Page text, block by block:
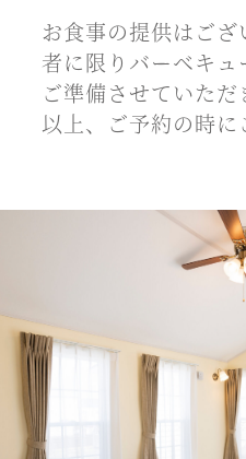
お食事の提供はご
者に限りバーベキュ
ご準備させていただ
以上、ご予約の時に